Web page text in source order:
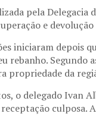
pela Delegacia
e
iniciaram depois
rebanho.
propriedade da
o delegado Ivan
culposa.